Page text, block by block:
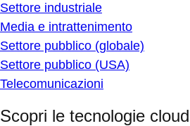
Settore industriale
Media e intrattenimento
Settore pubblico (globale)
Settore pubblico (USA)
Telecomunicazioni
Scopri le tecnologie cloud